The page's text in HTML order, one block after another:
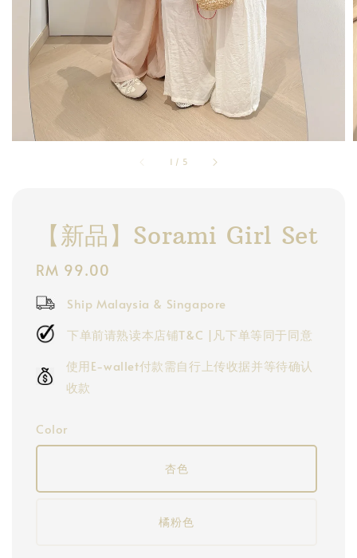
1 / 5
【新品】Sorami Girl Set
Regular
price
RM 99.00
Ship Malaysia & Singapore
下单前请熟读本店铺T&C |凡下单等同于同意
使用E-wallet付款需自行上传收据并等待确认
收款
Color
杏色
橘粉色